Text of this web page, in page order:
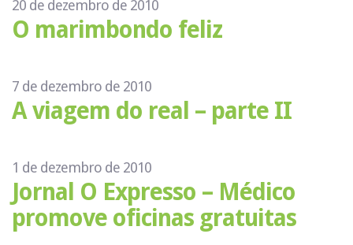
20 de dezembro de 2010
O marimbondo feliz
7 de dezembro de 2010
A viagem do real – parte II
1 de dezembro de 2010
Jornal O Expresso – Médico
promove oficinas gratuitas